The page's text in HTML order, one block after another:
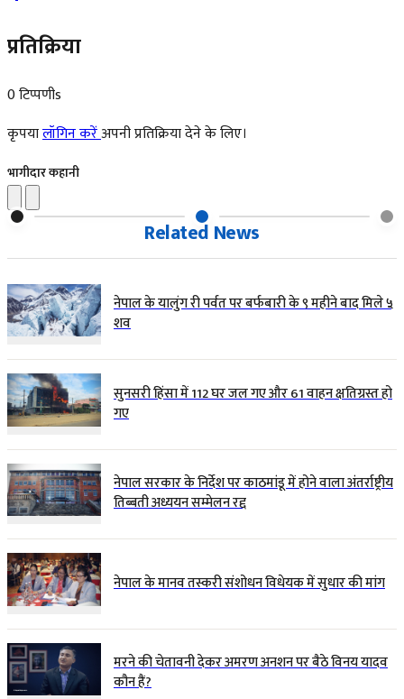
प्रतिक्रिया
0 टिप्पणीs
कृपयालॉगिन करेंअपनी प्रतिक्रिया देने के लिए।
भागीदार कहानी
Related News
नेपाल के यालुंग री पर्वत पर बर्फबारी के ९ महीने बाद मिले ५
शव
सुनसरी हिंसा में 112 घर जल गए और 61 वाहन क्षतिग्रस्त हो
गए
नेपाल सरकार के निर्देश पर काठमांडू में होने वाला अंतर्राष्ट्रीय
तिब्बती अध्ययन सम्मेलन रद्द
नेपाल के मानव तस्करी संशोधन विधेयक में सुधार की मांग
मरने की चेतावनी देकर अमरण अनशन पर बैठे विनय यादव
कौन हैं?